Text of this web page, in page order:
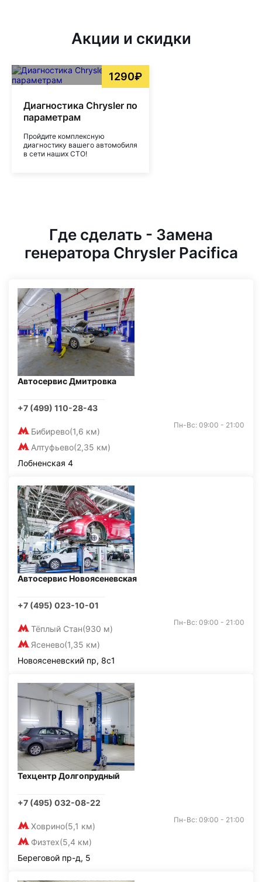
Акции и скидки
1290₽
Диагностика Chrysler по
параметрам
Пройдите комплексную
диагностику вашего автомобиля
в сети наших СТО!
Где сделать - Замена
генератора Chrysler Pacifica
Автосервис Дмитровка
+7 (499) 110-28-43
Бибирево(1,6 км)
Алтуфьево(2,35 км)
Пн-Вс: 09:00 - 21:00
Лобненская 4
Автосервис Новоясеневская
+7 (495) 023-10-01
Тёплый Стан(930 м)
Ясенево(1,35 км)
Пн-Вс: 09:00 - 21:00
Новоясеневский пр, 8с1
Техцентр Долгопрудный
+7 (495) 032-08-22
Ховрино(5,1 км)
Физтех(5,4 км)
Пн-Вс: 09:00 - 21:00
Береговой пр-д, 5